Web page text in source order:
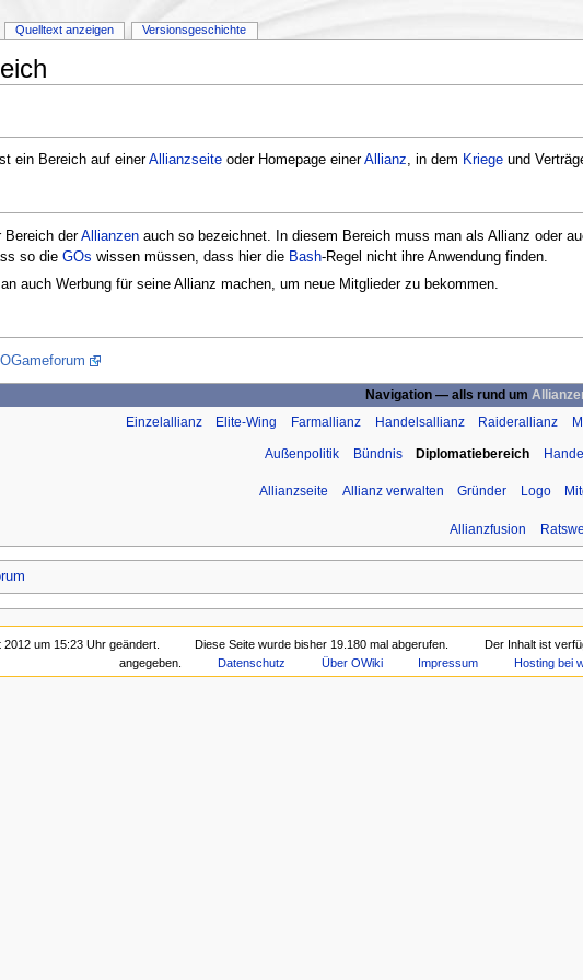
ein Bereich auf einerAllianzseiteoder Homepage einerAllianz, in dem Kriegeund
Bereich derAllianzenauch so bezeichnet. In diesem Bereich muss man als Allianz oder
so die GOs wissen müssen, dass hier die Bash-Regel nicht ihre Anwendung finden.
auch Werbung für seine Allianz machen, um neue Mitglieder zu bekommen.
Navigation — alls rund um
Einzelallianz Elite-Wing Farmallianz Handelsallianz Raiderallianz
Außenpolitik Bündnis Diplomatiebereich
Allianzseite Allianz verwalten Gründer Logo
Allianzfusion
Quelltext anzeigen Versionsgeschichte
um 15:23 Uhr geändert. Diese Seite wurde bisher 19.180 mal abgerufen. Der Inhalt ist
angegeben.
Datenschutz Über OWiki Impressum Hosting bei